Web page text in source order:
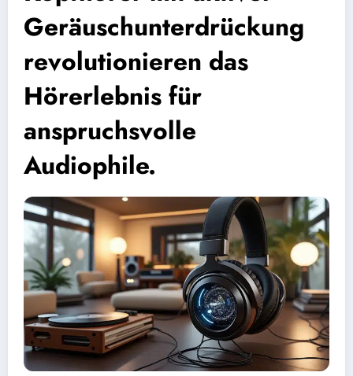
Geräuschunterdrückung
revolutionieren das
Hörerlebnis für
anspruchsvolle
Audiophile.